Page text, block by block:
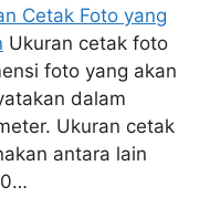
Cetak Foto yang
Ukuran cetak foto
foto yang akan
dalam
Ukuran cetak
antara lain